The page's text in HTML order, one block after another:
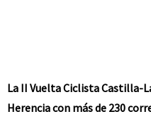
La II Vuelta Ciclista Castilla-
Herencia con más de 230